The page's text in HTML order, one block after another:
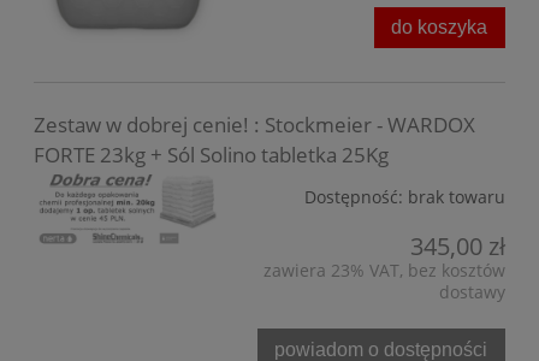
do koszyka
Zestaw w dobrej cenie! : Stockmeier - WARDOX
FORTE 23kg + Sól Solino tabletka 25Kg
Dostępność: brak towaru
345,00 zł
zawiera 23% VAT, bez kosztów
dostawy
powiadom o dostępności